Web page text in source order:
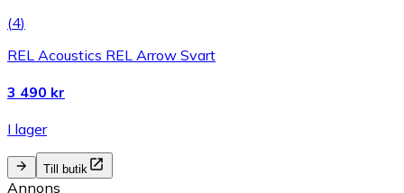
(4)
REL Acoustics REL Arrow Svart
3 490 kr
I lager
Till butik
Annons